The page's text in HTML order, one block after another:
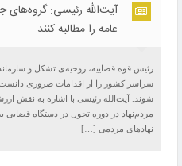
آیت‌الله رئیسی: گروه‌های
عامه را مطالبه کنند
رئیس قوه قضاییه، روحیه‌ی تشکل و
سراسر کشور را از اقدامات ضروری دانست
شوند. آیت‌الله رئیسی با اشاره به نقش
مردم‌نهاد در دوره تحول در دستگاه قضایی
نهادهای مردمی […]